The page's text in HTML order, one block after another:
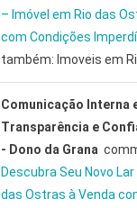
– Imóvel em Rio das
com Condições
também: Imoveis em
Comunicação Interna
Transparência e
- Dono da Grana
Descubra Seu Novo
das Ostras à Venda